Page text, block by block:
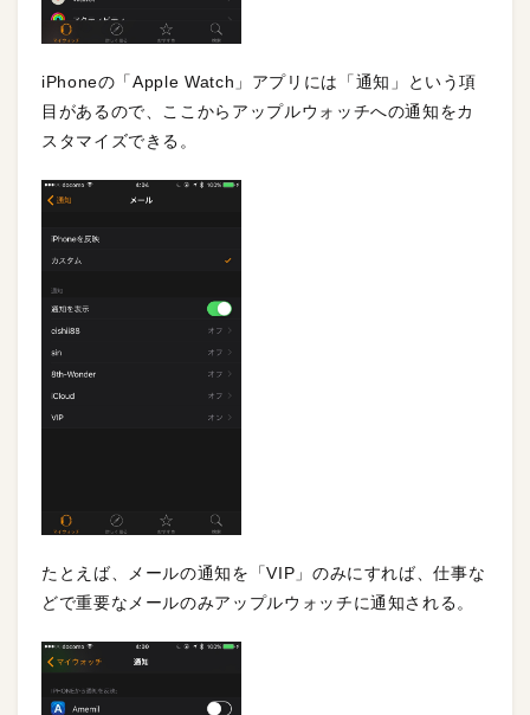
iPhoneの「Apple Watch」アプリには「通知」という項
目があるので、ここからアップルウォッチへの通知をカ
スタマイズできる。
たとえば、メールの通知を「VIP」のみにすれば、仕事な
どで重要なメールのみアップルウォッチに通知される。